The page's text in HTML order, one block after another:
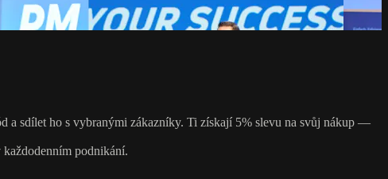
a sdílet ho s vybranými zákazníky. Ti získají 5% slevu na svůj nákup —
podnikání.